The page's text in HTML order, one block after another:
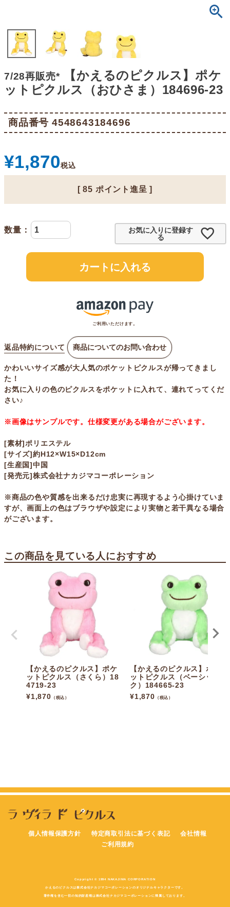
7/28再販売*
【かえるのピクルス】ポケ
ットピクルス（おひさま）184696-23
商品番号 4548643184696
¥1,870税込
[ 85 ポイント進呈 ]
お気に入りに登録す
る
カートに入れる
ご利用いただけます。
返品特約について 商品についてのお問い合わせ
かわいいサイズ感が大人気のポケットピクルスが帰ってきまし
た！
お気に入りの色のピクルスをポケットに入れて、連れてってくだ
さい♪
※画像はサンプルです。仕様変更がある場合がございます。
[素材]ポリエステル
[サイズ]約H12×W15×D12cm
[生産国]中国
[発売元]株式会社ナカジマコーポレーション
※商品の色や質感を出来るだけ忠実に再現するよう心掛けていま
すが、画面上の色はブラウザや設定により実物と若干異なる場合
がございます。
この商品を見ている人におすすめ
【かえるのピクルス】ポケ
ットピクルス（さくら）18
4719-23
¥1,870 （税込）
【かえるのピクルス】ポケ
ットピクルス（ベーシッ
ク）184665-23
¥1,870 （税込）
個人情報保護方針 特定商取引法に基づく表記
会社情報
ご利用規約
Copyright © 1994 NAKAJIMA CORPORATION
かえるのピクルスは株式会社ナカジマコーポレーションのオリジナルキャラクターです。
著作権を含む一切の知的財産権は株式会社ナカジマコーポレーションに帰属しております。